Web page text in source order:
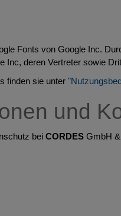
Fonts von Google Inc.
Inc, deren Vertreter sowie
finden sie unter
und
bei CORDES GmbH